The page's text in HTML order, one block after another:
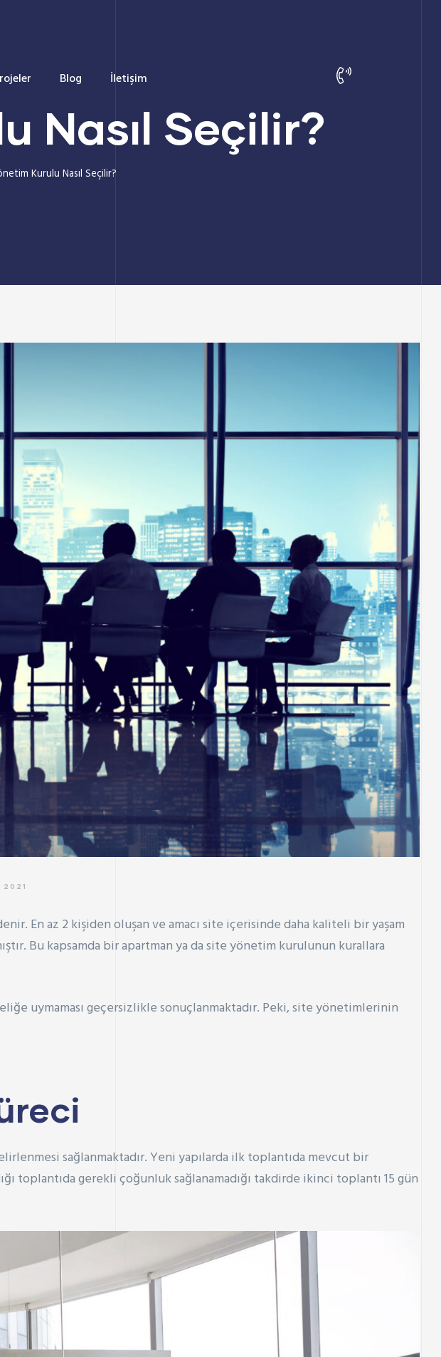
Blog İletişim
Nasıl Seçilir?
Kurulu Nasıl Seçilir?
2021
En az 2 kişiden oluşan ve amacı site içerisinde daha kaliteli bir yaşam
Bu kapsamda bir apartman ya da site yönetim kurulunun kurallara
uymaması geçersizlikle sonuçlanmaktadır. Peki, site yönetimlerinin
sağlanmaktadır. Yeni yapılarda ilk toplantıda mevcut bir
toplantıda gerekli çoğunluk sağlanamadığı takdirde ikinci toplantı 15 gün